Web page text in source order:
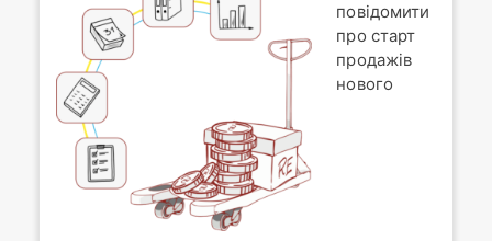
повідомити
про старт
продажів
нового